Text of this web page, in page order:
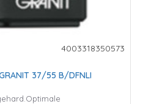
4003318350573
37/55 B/DFNLI